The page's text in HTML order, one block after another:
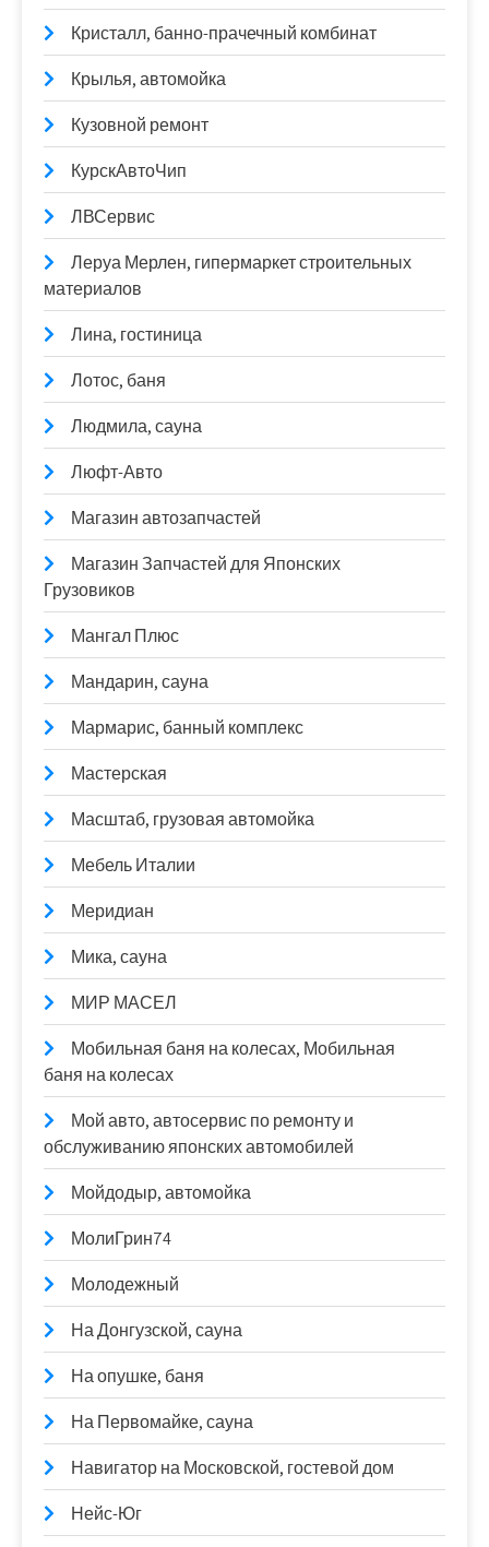
Кристалл, банно-прачечный комбинат
Крылья, автомойка
Кузовной ремонт
КурскАвтоЧип
ЛВСервис
Леруа Мерлен, гипермаркет строительных
материалов
Лина, гостиница
Лотос, баня
Людмила, сауна
Люфт-Авто
Магазин автозапчастей
Магазин Запчастей для Японских
Грузовиков
Мангал Плюс
Мандарин, сауна
Мармарис, банный комплекс
Мастерская
Масштаб, грузовая автомойка
Мебель Италии
Меридиан
Мика, сауна
МИР МАСЕЛ
Мобильная баня на колесах, Мобильная
баня на колесах
Мой авто, автосервис по ремонту и
обслуживанию японских автомобилей
Мойдодыр, автомойка
МолиГрин74
Молодежный
На Донгузской, сауна
На опушке, баня
На Первомайке, сауна
Навигатор на Московской, гостевой дом
Нейс-Юг